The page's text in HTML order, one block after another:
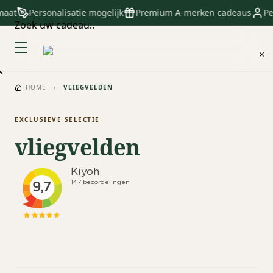
Personalisatie mogelijk Premium A-merken cadeaus
Zoek uw cadeau..
×
HOME › VLIEGVELDEN
EXCLUSIEVE SELECTIE
vliegvelden